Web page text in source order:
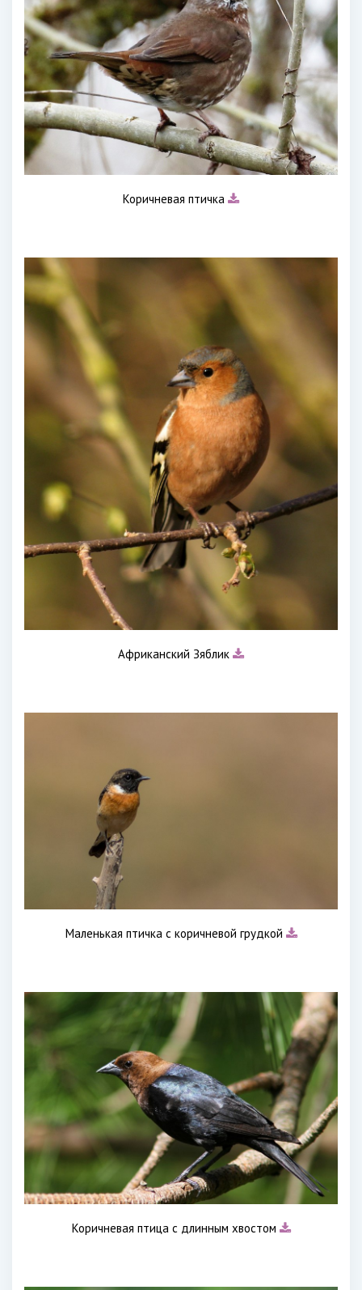
Коричневая птичка
Африканский Зяблик
Маленькая птичка с коричневой грудкой
Коричневая птица с длинным хвостом